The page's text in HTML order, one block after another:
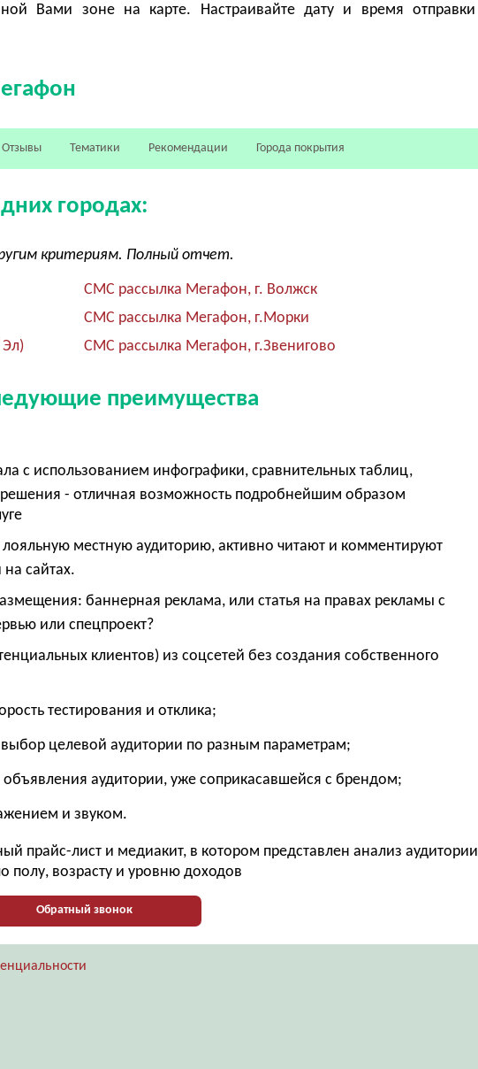
Вами зоне на карте. Настраивайте дату и время отправки
Отзывы Тематики Рекомендации Города покрытия
городах:
критериям. Полный отчет.
СМС рассылка Мегафон, г. Волжск
СМС рассылка Мегафон, г.Морки
СМС рассылка Мегафон, г.Звенигово
преимущества
с использованием инфографики, сравнительных таблиц,
- отличная возможность подробнейшим образом
местную аудиторию, активно читают и комментируют
сайтах.
баннерная реклама, или статья на правах рекламы с
или спецпроект?
клиентов) из соцсетей без создания собственного
тестирования и отклика;
целевой аудитории по разным параметрам;
объявления аудитории, уже соприкасавшейся с брендом;
и звуком.
прайс-лист и медиакит, в котором представлен анализ аудитории
полу, возрасту и уровню доходов
Обратный звонок